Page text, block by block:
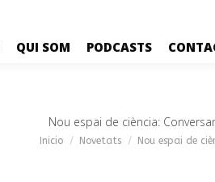
QUI SOM PODCASTS
Nou espai de ciència:
Estás aquí:
Inicio Novetats Nou espai de